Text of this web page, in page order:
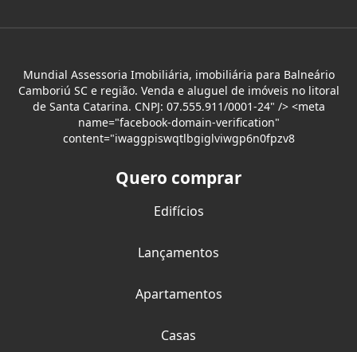
Mundial Assessoria Imobiliária, imobiliária para Balneário
Camboriú SC e região. Venda e aluguel de imóveis no litoral
de Santa Catarina. CNPJ: 07.555.911/0001-24" /> <meta
name="facebook-domain-verification"
content="iwaggpiswqtlbgiglviwgp6n0fpzv8
Quero comprar
Edifícios
Lançamentos
Apartamentos
Casas